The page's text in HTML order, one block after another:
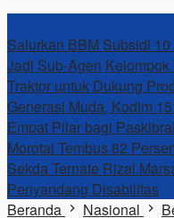
Salurkan BBM Subsidi
Jadi Sub-Agen Kelompok
Traktor untuk Dukung
Generasi Muda, Kodim
Empat Pilar bagi
Morotai Tembus 82
Sekda Ternate Rizal
Penyandang Disabilitas
Beranda
Nasional